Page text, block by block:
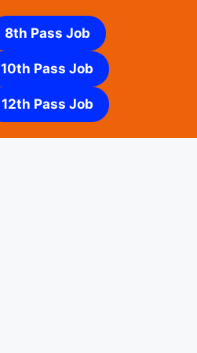
8th Pass Job
10th Pass Job
12th Pass Job